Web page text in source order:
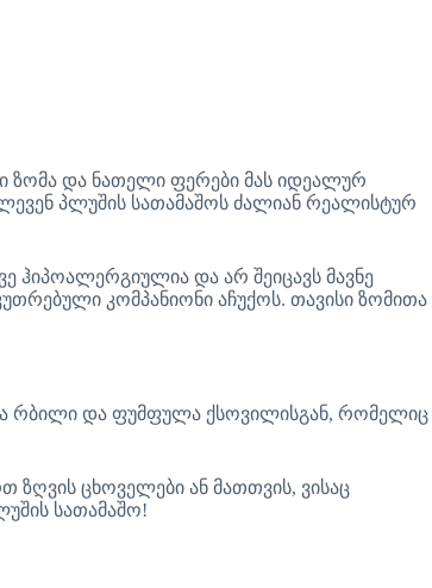
ზომა და ნათელი ფერები მას იდეალურ
პლუშის სათამაშოს ძალიან რეალისტურ
ჰიპოალერგიულია და არ შეიცავს მავნე
კომპანიონი აჩუქოს. თავისი ზომითა
რბილი და ფუმფულა ქსოვილისგან, რომელიც
ცხოველები ან მათთვის, ვისაც
სათამაშო!